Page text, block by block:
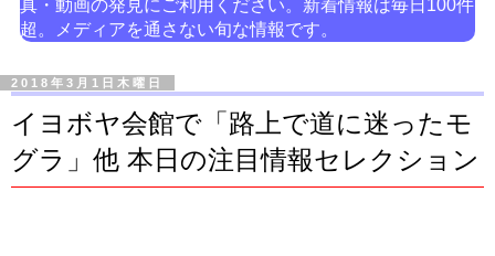
真・動画の発見にご利用ください。新着情報は毎日100件
超。メディアを通さない旬な情報です。
2018年3月1日木曜日
イヨボヤ会館で「路上で道に迷ったモ
グラ」他 本日の注目情報セレクション